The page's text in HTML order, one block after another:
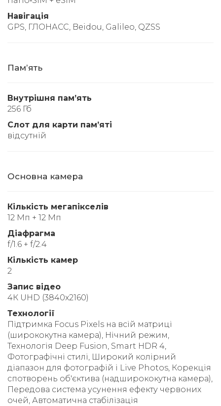
Навігація
GPS, ГЛОНАСС, Beidou, Galileo, QZSS
Памʼять
Внутрішня памʼять
256 Гб
Слот для карти памʼяті
відсутній
Основна камера
Кількість мегапікселів
12 Мп + 12 Мп
Діафрагма
f/1.6 + f/2.4
Кількість камер
2
Запис відео
4К UHD (3840x2160)
Технології
Підтримка Focus Pixels на всій матриці
(ширококутна камера), Нічний режим,
Технологія Deep Fusion, Smart HDR 4,
Фотографічні стилі, Широкий колірний
діапазон для фотографій і Live Photos, Корекція
спотворень об'єктива (надширококутна камера),
Передова система усунення ефекту червоних
очей, Автоматична стабілізація